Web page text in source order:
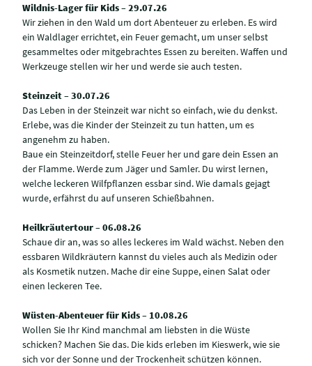
Wildnis-Lager für Kids – 29.07.26
Wir ziehen in den Wald um dort Abenteuer zu erleben. Es wird
ein Waldlager errichtet, ein Feuer gemacht, um unser selbst
gesammeltes oder mitgebrachtes Essen zu bereiten. Waffen und
Werkzeuge stellen wir her und werde sie auch testen.
Steinzeit – 30.07.26
Das Leben in der Steinzeit war nicht so einfach, wie du denkst.
Erlebe, was die Kinder der Steinzeit zu tun hatten, um es
angenehm zu haben.
Baue ein Steinzeitdorf, stelle Feuer her und gare dein Essen an
der Flamme. Werde zum Jäger und Samler. Du wirst lernen,
welche leckeren Wilfpflanzen essbar sind. Wie damals gejagt
wurde, erfährst du auf unseren Schießbahnen.
Heilkräutertour – 06.08.26
Schaue dir an, was so alles leckeres im Wald wächst. Neben den
essbaren Wildkräutern kannst du vieles auch als Medizin oder
als Kosmetik nutzen. Mache dir eine Suppe, einen Salat oder
einen leckeren Tee.
Wüsten-Abenteuer für Kids – 10.08.26
Wollen Sie Ihr Kind manchmal am liebsten in die Wüste
schicken? Machen Sie das. Die kids erleben im Kieswerk, wie sie
sich vor der Sonne und der Trockenheit schützen können.